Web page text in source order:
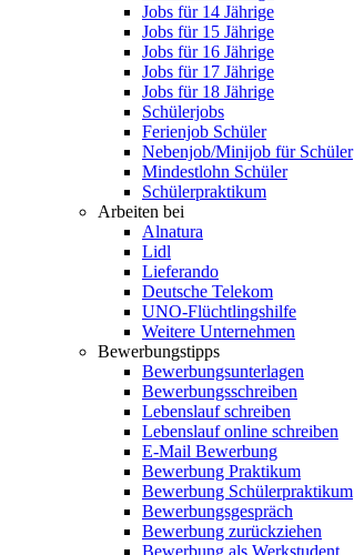
Jobs für 14 Jährige
Jobs für 15 Jährige
Jobs für 16 Jährige
Jobs für 17 Jährige
Jobs für 18 Jährige
Schülerjobs
Ferienjob Schüler
Nebenjob/Minijob für Schüler
Mindestlohn Schüler
Schülerpraktikum
Arbeiten bei
Alnatura
Lidl
Lieferando
Deutsche Telekom
UNO-Flüchtlingshilfe
Weitere Unternehmen
Bewerbungstipps
Bewerbungsunterlagen
Bewerbungsschreiben
Lebenslauf schreiben
Lebenslauf online schreiben
E-Mail Bewerbung
Bewerbung Praktikum
Bewerbung Schülerpraktikum
Bewerbungsgespräch
Bewerbung zurückziehen
Bewerbung als Werkstudent